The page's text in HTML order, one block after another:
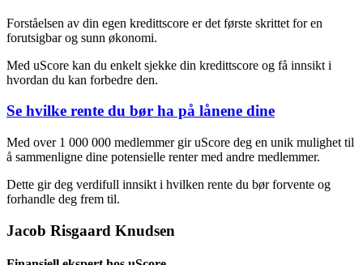
Forståelsen av din egen kredittscore er det første skrittet for en
forutsigbar og sunn økonomi.
Med uScore kan du enkelt sjekke din kredittscore og få innsikt i
hvordan du kan forbedre den.
Se hvilke rente du bør ha på lånene dine
Med over 1 000 000 medlemmer gir uScore deg en unik mulighet til
å sammenligne dine potensielle renter med andre medlemmer.
Dette gir deg verdifull innsikt i hvilken rente du bør forvente og
forhandle deg frem til.
Jacob Risgaard Knudsen